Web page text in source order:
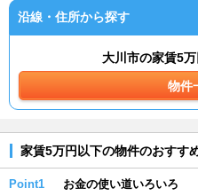
沿線・住所から探す
大川市の家賃5
物件
家賃5万円以下の物件のおすす
Point1 お金の使い道いろいろ